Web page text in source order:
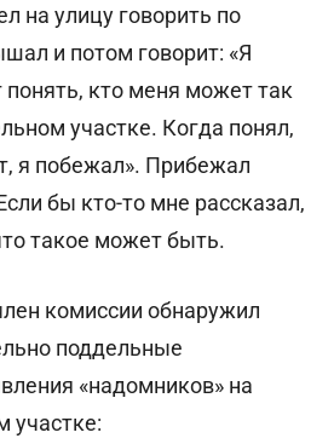
на улицу говорить по
и потом говорит: «Я
кто меня может так
участке. Когда понял,
я побежал». Прибежал
бы кто-то мне рассказал,
такое может быть.
комиссии обнаружил
поддельные
«надомников» на
участке: